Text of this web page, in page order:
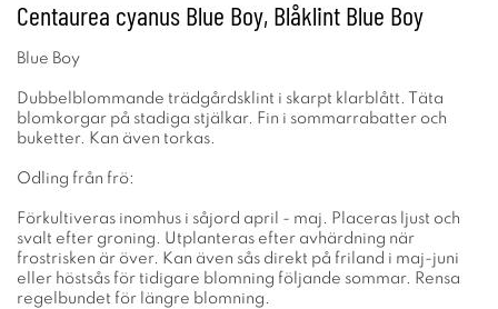
Centaurea cyanus Blue Boy, Blåklint Blue Boy
Blue Boy
Dubbelblommande trädgårdsklint i skarpt klarblått. Täta
blomkorgar på stadiga stjälkar. Fin i sommarrabatter och
buketter. Kan även torkas.
Odling från frö:
Förkultiveras inomhus i såjord april - maj. Placeras ljust och
svalt efter groning. Utplanteras efter avhärdning när
frostrisken är över. Kan även sås direkt på friland i maj-juni
eller höstsås för tidigare blomning följande sommar. Rensa
regelbundet för längre blomning.